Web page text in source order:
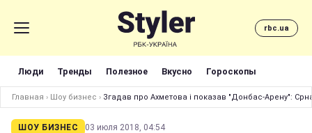
rbc.ua
Люди Тренды Полезное Вкусно Гороскопы
Главная › Шоу бизнес › Згадав про Ахметова і показав "Донбас-Арену":
ШОУ БИЗНЕС 03 июля 2018, 04:54